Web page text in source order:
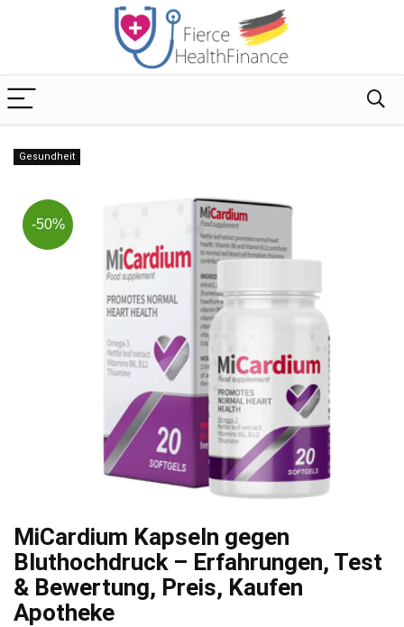
Gesundheit
-50%
MiCardium Kapseln gegen
Bluthochdruck – Erfahrungen, Test
& Bewertung, Preis, Kaufen
Apotheke